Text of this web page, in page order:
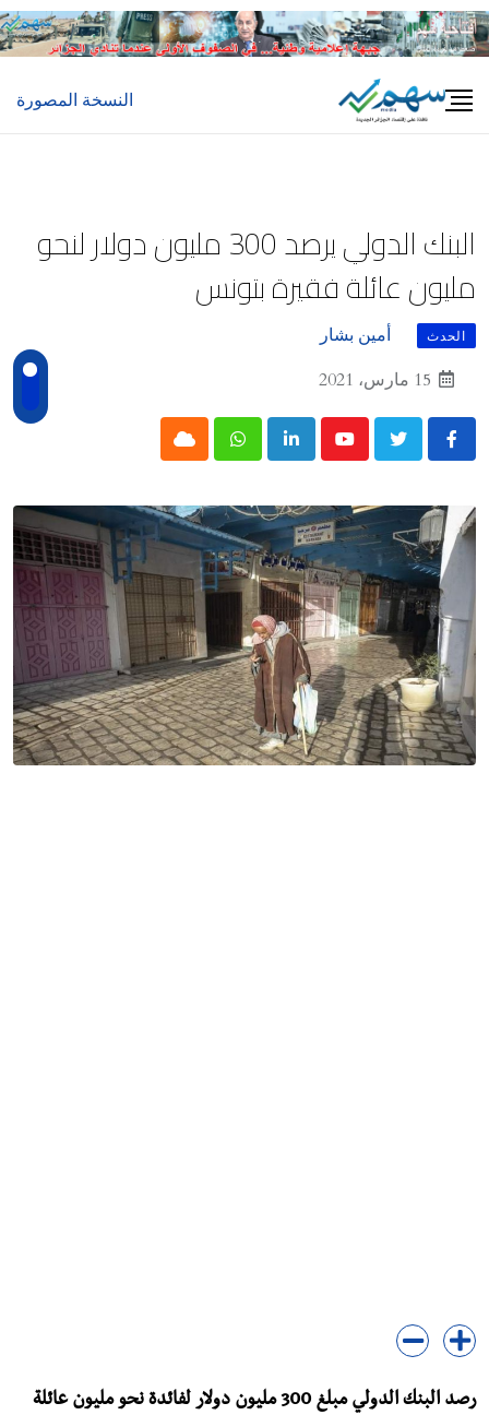
Skip
to
النسخة المصورة
البنك الدولي يرصد 300 مليون دولار لنحو
مليون عائلة فقيرة بتونس
الحدث
أمين بشار
15 مارس، 2021
Youtube
LinkedIn
Whatsapp
Cloud
رصد البنك الدولي مبلغ 300 مليون دولار لفائدة نحو مليون عائلة